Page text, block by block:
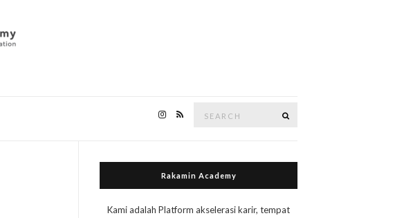
Rakamin Academy
Kami adalah Platform akselerasi karir, tempat